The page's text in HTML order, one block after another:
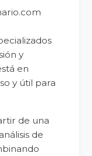
y
en
y útil para
de una
de